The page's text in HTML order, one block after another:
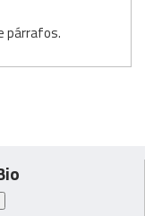
párrafos.